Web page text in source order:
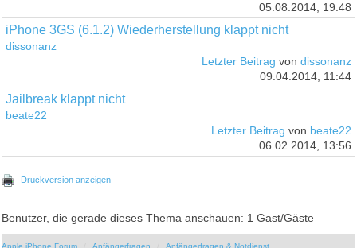
05.08.2014, 19:48
iPhone 3GS (6.1.2) Wiederherstellung klappt nicht
dissonanz
Letzter Beitrag von dissonanz
09.04.2014, 11:44
Jailbreak klappt nicht
beate22
Letzter Beitrag von beate22
06.02.2014, 13:56
Druckversion anzeigen
Benutzer, die gerade dieses Thema anschauen: 1 Gast/Gäste
Apple iPhone Forum Anfängerfragen Anfängerfragen & Notdienst